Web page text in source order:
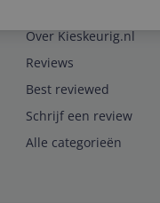
Over Kieskeurig.nl
Reviews
Best reviewed
Schrijf een review
Alle categorieën